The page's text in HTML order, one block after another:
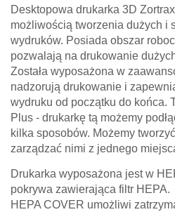
Desktopowa drukarka 3D
możliwością tworzenia dużych i
wydruków. Posiada obszar
pozwalają na drukowanie
Została wyposażona w
nadzorują drukowanie i
wydruku od początku do końca.
Plus - drukarkę tą możemy
kilka sposobów. Możemy
zarządzać nimi z jednego
Drukarka wyposażona jest w
pokrywa zawierająca filtr HEPA.
HEPA COVER umożliwi